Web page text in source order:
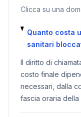
Clicca su una
Quanto costa
sanitari
Il diritto di
costo finale
necessari, dalla
fascia oraria della